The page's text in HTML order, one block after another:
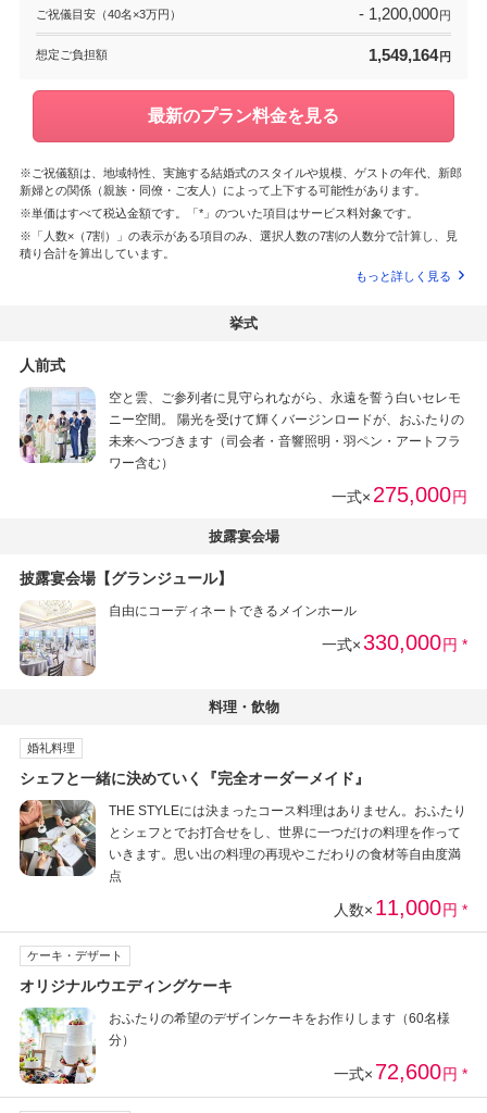
ご祝儀目安（40名×3万円） - 1,200,000円
想定ご負担額 1,549,164 円
最新のプラン料金を見る
※ご祝儀額は、地域特性、実施する結婚式のスタイルや規模、ゲストの年代、新郎
新婦との関係（親族・同僚・ご友人）によって上下する可能性があります。
※単価はすべて税込金額です。「*」のついた項目はサービス料対象です。
※「人数×（7割）」の表示がある項目のみ、選択人数の7割の人数分で計算し、見
積り合計を算出しています。
もっと詳しく見る
挙式
人前式
空と雲、ご参列者に見守られながら、永遠を誓う白いセレモ
ニー空間。 陽光を受けて輝くバージンロードが、おふたりの
未来へつづきます（司会者・音響照明・羽ペン・アートフラ
ワー含む）
一式× 275,000円
披露宴会場
披露宴会場【グランジュール】
自由にコーディネートできるメインホール
一式×330,000円 *
料理・飲物
婚礼料理
シェフと一緒に決めていく『完全オーダーメイド』
THE STYLEには決まったコース料理はありません。おふたり
とシェフとでお打合せをし、世界に一つだけの料理を作って
いきます。思い出の料理の再現やこだわりの食材等自由度満
点
人数× 11,000円 *
ケーキ・デザート
オリジナルウエディングケーキ
おふたりの希望のデザインケーキをお作りします（60名様
分）
一式× 72,600円 *